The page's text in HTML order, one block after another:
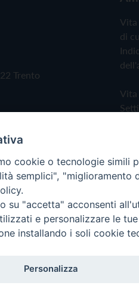
Trento
di
Vita
riservati - Vita
cookie o tecnologie simili
semplici", "miglioramento
su "accetta" acconsenti
e personalizzare le
installando i soli cookie
Personalizza